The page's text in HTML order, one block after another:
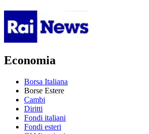
Economia
Borsa Italiana
Borse Estere
Cambi
Diritti
Fondi italiani
Fondi esteri